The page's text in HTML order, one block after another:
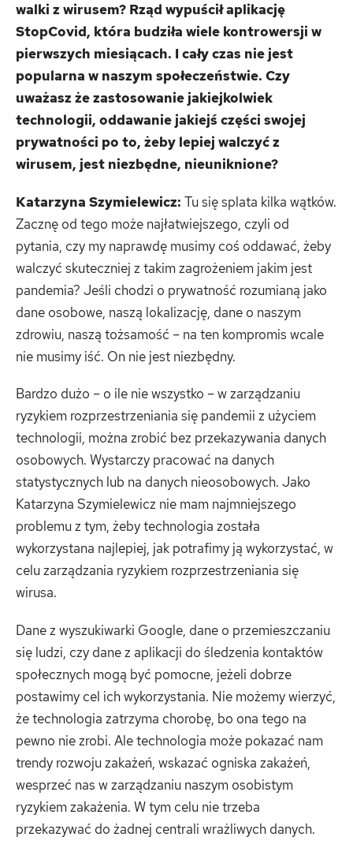
walki z wirusem? Rząd wypuścił aplikację
StopCovid, która budziła wiele kontrowersji w
pierwszych miesiącach. I cały czas nie jest
popularna w naszym społeczeństwie. Czy
uważasz że zastosowanie jakiejkolwiek
technologii, oddawanie jakiejś części swojej
prywatności po to, żeby lepiej walczyć z
wirusem, jest niezbędne, nieuniknione?
Katarzyna Szymielewicz: Tu się splata kilka wątków.
Zacznę od tego może najłatwiejszego, czyli od
pytania, czy my naprawdę musimy coś oddawać, żeby
walczyć skuteczniej z takim zagrożeniem jakim jest
pandemia? Jeśli chodzi o prywatność rozumianą jako
dane osobowe, naszą lokalizację, dane o naszym
zdrowiu, naszą tożsamość – na ten kompromis wcale
nie musimy iść. On nie jest niezbędny.
Bardzo dużo – o ile nie wszystko – w zarządzaniu
ryzykiem rozprzestrzeniania się pandemii z użyciem
technologii, można zrobić bez przekazywania danych
osobowych. Wystarczy pracować na danych
statystycznych lub na danych nieosobowych. Jako
Katarzyna Szymielewicz nie mam najmniejszego
problemu z tym, żeby technologia została
wykorzystana najlepiej, jak potrafimy ją wykorzystać, w
celu zarządzania ryzykiem rozprzestrzeniania się
wirusa.
Dane z wyszukiwarki Google, dane o przemieszczaniu
się ludzi, czy dane z aplikacji do śledzenia kontaktów
społecznych mogą być pomocne, jeżeli dobrze
postawimy cel ich wykorzystania. Nie możemy wierzyć,
że technologia zatrzyma chorobę, bo ona tego na
pewno nie zrobi. Ale technologia może pokazać nam
trendy rozwoju zakażeń, wskazać ogniska zakażeń,
wesprzeć nas w zarządzaniu naszym osobistym
ryzykiem zakażenia. W tym celu nie trzeba
przekazywać do żadnej centrali wrażliwych danych.